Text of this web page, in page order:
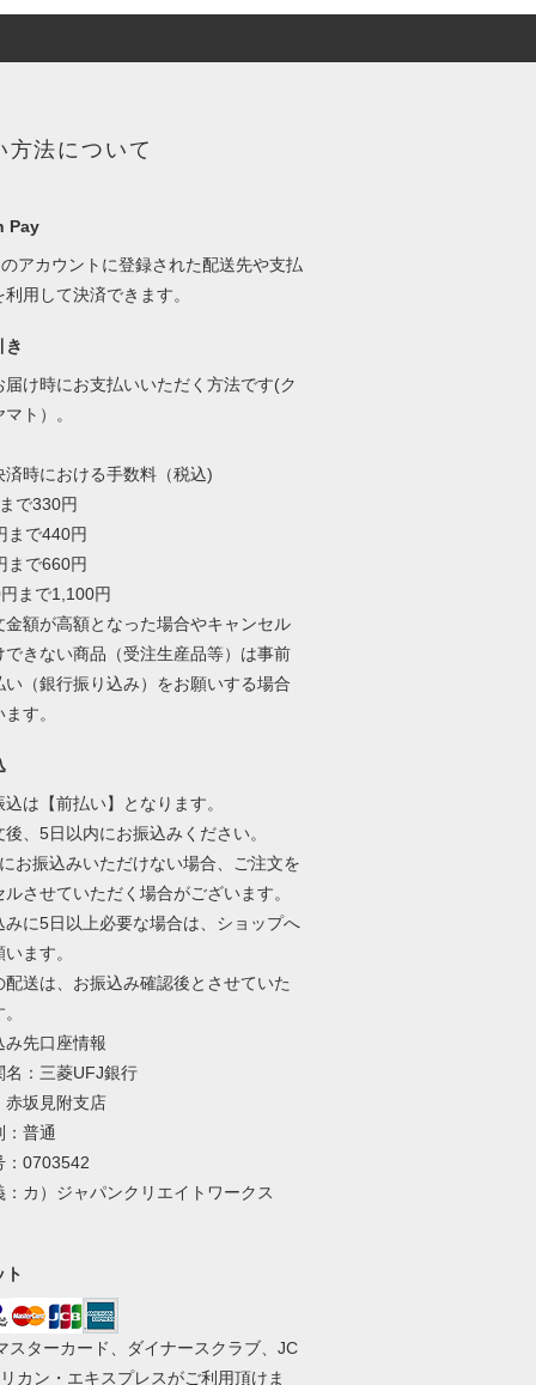
方法について
Pay
アカウントに登録された配送先や支払
利用して決済できます。
き
届け時にお支払いいただく方法です(ク
ト）。
済時における手数料（税込)
で330円
まで440円
まで660円
まで1,100円
額が高額となった場合やキャンセル
できない商品（受注生産品等）は事前
い（銀行振り込み）をお願いする場合
す。
は【前払い】となります。
、5日以内にお振込みください。
お振込みいただけない場合、ご注文を
ルさせていただく場合がございます。
に5日以上必要な場合は、ショップへ
ます。
送は、お振込み確認後とさせていた
先口座情報
名：三菱UFJ銀行
赤坂見附支店
：普通
：0703542
：カ）ジャパンクリエイトワークス
ト
スターカード、ダイナースクラブ、JC
カン・エキスプレスがご利用頂けま